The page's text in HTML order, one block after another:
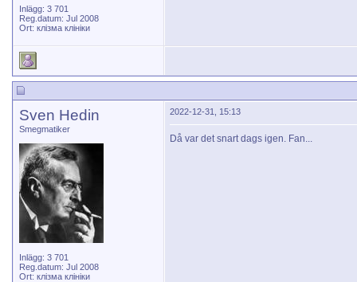
Inlägg: 3 701
Reg.datum: Jul 2008
Ort: клізма клініки
Sven Hedin
Smegmatiker
Inlägg: 3 701
Reg.datum: Jul 2008
Ort: клізма клініки
2022-12-31, 15:13
Då var det snart dags igen. Fan...